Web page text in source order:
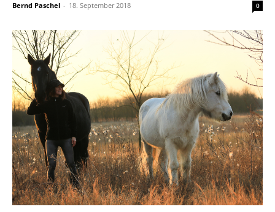
Bernd Paschel - 18. September 2018 0